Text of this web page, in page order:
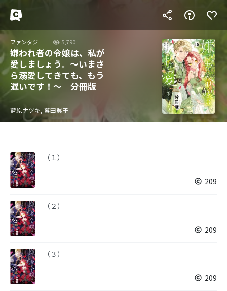
ファンタジー 5,790
嫌われ者の令嬢は、私が
愛しましょう。～いまさ
ら溺愛してきても、もう
遅いです！～ 分冊版
藍原ナツキ, 暮田呉子
（１）
209
（２）
209
（３）
209